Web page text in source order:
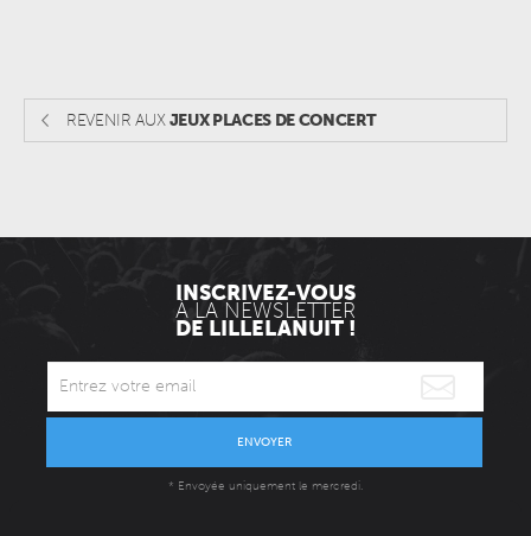
REVENIR AUXJEUX PLACES DE CONCERT
INSCRIVEZ-VOUS
À LA NEWSLETTER
DE LILLELANUIT !
ENVOYER
* Envoyée uniquement le mercredi.